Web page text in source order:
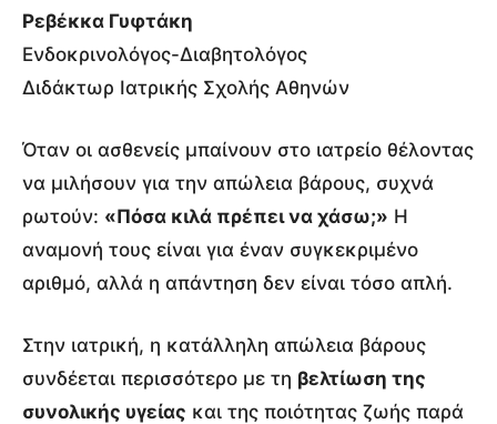
Ρεβέκκα Γυφτάκη
Ενδοκρινολόγος-Διαβητολόγος
Διδάκτωρ Ιατρικής Σχολής Αθηνών
Όταν οι ασθενείς μπαίνουν στο ιατρείο θέλοντας
να μιλήσουν για την απώλεια βάρους, συχνά
ρωτούν: «Πόσα κιλά πρέπει να χάσω;» Η
αναμονή τους είναι για έναν συγκεκριμένο
αριθμό, αλλά η απάντηση δεν είναι τόσο απλή.
Στην ιατρική, η κατάλληλη απώλεια βάρους
συνδέεται περισσότερο με τη βελτίωση της
συνολικής υγείας και της ποιότητας ζωής παρά